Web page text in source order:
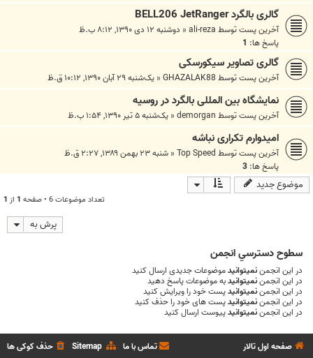
گالری بالگرد BELL206 JetRanger
آخرین پست توسط ali-reza
« دوشنبه ۱۲ دی ۱۳۹۰, ۸:۱۲ ب.ظ
پاسخ ها: 1
گالری تصاویر سیکورسکی
آخرین پست توسط GHAZALAK88
« یک‌شنبه ۲۹ آبان ۱۳۹۰, ۱۰:۱۲ ق.ظ
نمایشگاه بین المللی بالگرد در روسیه
آخرین پست توسط demorgan
« یک‌شنبه ۵ تیر ۱۳۹۰, ۱:۵۴ ب.ظ
امیدوارم تکراری نباشه
آخرین پست توسط Top Speed
« شنبه ۲۳ بهمن ۱۳۸۹, ۲:۲۷ ق.ظ
پاسخ ها: 3
موضوع جدید
تعداد موضوعات 6 • صفحه 1 از 1
پرش به
سطوح دسترسي انجمن
در این انجمننمیتوانیدموضوعات جدیدی ارسال کنید
در این انجمننمیتوانیدبه موضوعات پاسخ دهید
در این انجمننمیتوانیدپست خود را ویرایش کنید
در این انجمننمیتوانیدپست های خود را حذف کنید
در این انجمننمیتوانیدپیوست ارسال کنید
صفحه اول تالار حذف کوکی ها Sitemap تماس با ما